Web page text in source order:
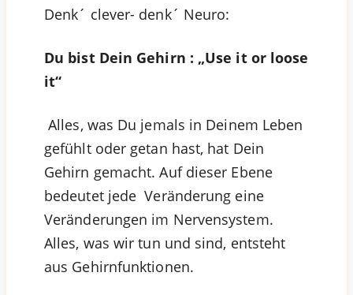
Denk´ clever- denk´ Neuro:
Du bist Dein Gehirn : „Use it or loose
it“
Alles, was Du jemals in Deinem Leben
gefühlt oder getan hast, hat Dein
Gehirn gemacht. Auf dieser Ebene
bedeutet jede Veränderung eine
Veränderungen im Nervensystem.
Alles, was wir tun und sind, entsteht
aus Gehirnfunktionen.